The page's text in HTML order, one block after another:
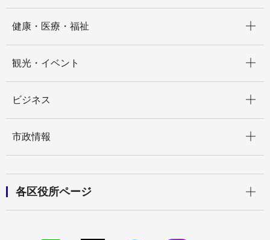
健康・医療・福祉
観光・イベント
ビジネス
市政情報
各区役所ページ